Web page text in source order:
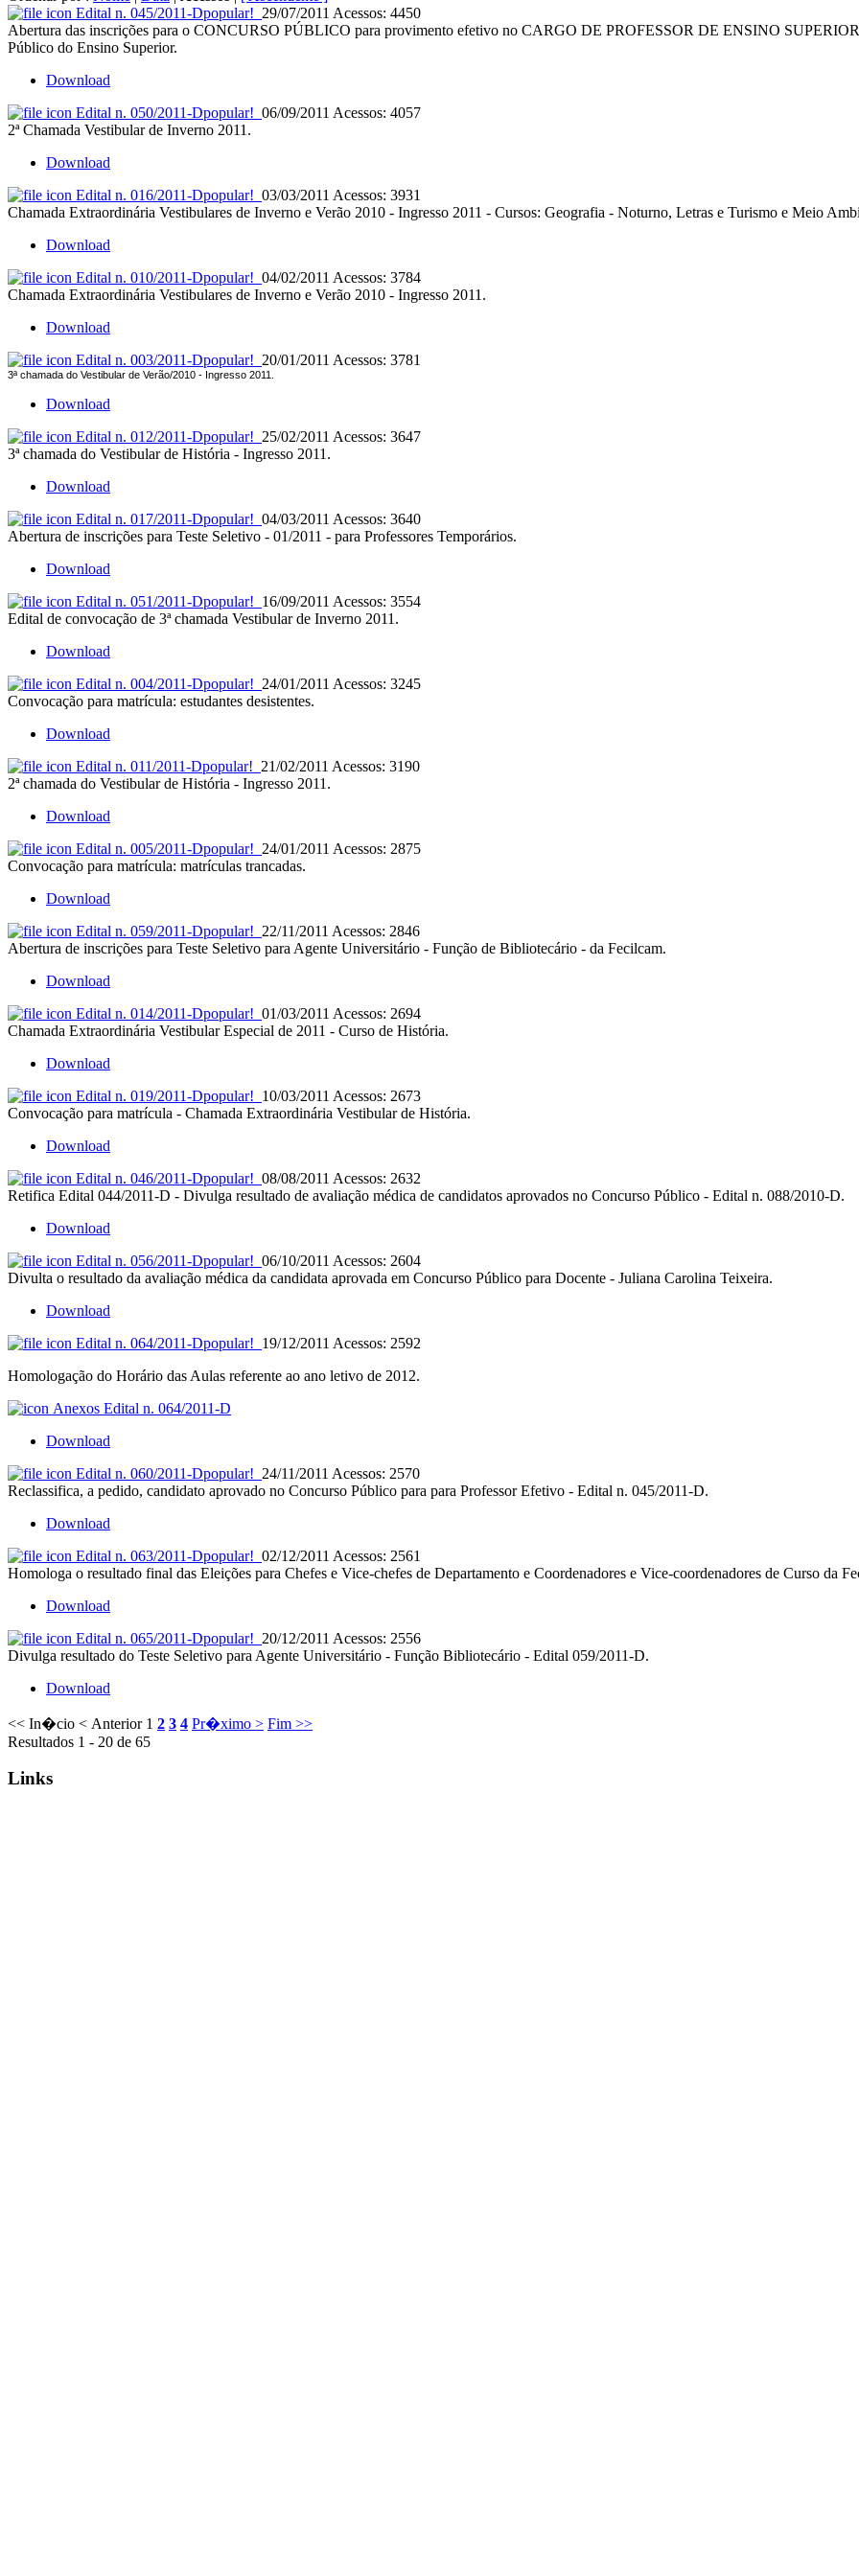
Edital n. 045/2011-Dpopular! 29/07/2011 Acessos: 4450
Abertura das inscrições para o CONCURSO PÚBLICO para provimento efetivo no CARGO DE PROFESSOR DE ENSINO
Público do Ensino Superior.
Download
Edital n. 050/2011-Dpopular! 06/09/2011 Acessos: 4057
2ª Chamada Vestibular de Inverno 2011.
Download
Edital n. 016/2011-Dpopular! 03/03/2011 Acessos: 3931
Chamada Extraordinária Vestibulares de Inverno e Verão 2010 - Ingresso 2011 - Cursos: Geografia - Noturno, Letras e Turismo e Meio
Download
Edital n. 010/2011-Dpopular! 04/02/2011 Acessos: 3784
Chamada Extraordinária Vestibulares de Inverno e Verão 2010 - Ingresso 2011.
Download
Edital n. 003/2011-Dpopular! 20/01/2011 Acessos: 3781
3ª chamada do Vestibular de Verão/2010 - Ingresso 2011.
Download
Edital n. 012/2011-Dpopular! 25/02/2011 Acessos: 3647
3ª chamada do Vestibular de História - Ingresso 2011.
Download
Edital n. 017/2011-Dpopular! 04/03/2011 Acessos: 3640
Abertura de inscrições para Teste Seletivo - 01/2011 - para Professores Temporários.
Download
Edital n. 051/2011-Dpopular! 16/09/2011 Acessos: 3554
Edital de convocação de 3ª chamada Vestibular de Inverno 2011.
Download
Edital n. 004/2011-Dpopular! 24/01/2011 Acessos: 3245
Convocação para matrícula: estudantes desistentes.
Download
Edital n. 011/2011-Dpopular! 21/02/2011 Acessos: 3190
2ª chamada do Vestibular de História - Ingresso 2011.
Download
Edital n. 005/2011-Dpopular! 24/01/2011 Acessos: 2875
Convocação para matrícula: matrículas trancadas.
Download
Edital n. 059/2011-Dpopular! 22/11/2011 Acessos: 2846
Abertura de inscrições para Teste Seletivo para Agente Universitário - Função de Bibliotecário - da Fecilcam.
Download
Edital n. 014/2011-Dpopular! 01/03/2011 Acessos: 2694
Chamada Extraordinária Vestibular Especial de 2011 - Curso de História.
Download
Edital n. 019/2011-Dpopular! 10/03/2011 Acessos: 2673
Convocação para matrícula - Chamada Extraordinária Vestibular de História.
Download
Edital n. 046/2011-Dpopular! 08/08/2011 Acessos: 2632
Retifica Edital 044/2011-D - Divulga resultado de avaliação médica de candidatos aprovados no Concurso Público - Edital n. 088/2010-D.
Download
Edital n. 056/2011-Dpopular! 06/10/2011 Acessos: 2604
Divulta o resultado da avaliação médica da candidata aprovada em Concurso Público para Docente - Juliana Carolina Teixeira.
Download
Edital n. 064/2011-Dpopular! 19/12/2011 Acessos: 2592
Homologação do Horário das Aulas referente ao ano letivo de 2012.
Anexos Edital n. 064/2011-D
Download
Edital n. 060/2011-Dpopular! 24/11/2011 Acessos: 2570
Reclassifica, a pedido, candidato aprovado no Concurso Público para para Professor Efetivo - Edital n. 045/2011-D.
Download
Edital n. 063/2011-Dpopular! 02/12/2011 Acessos: 2561
Homologa o resultado final das Eleições para Chefes e Vice-chefes de Departamento e Coordenadores e Vice-coordenadores de Curso da
Download
Edital n. 065/2011-Dpopular! 20/12/2011 Acessos: 2556
Divulga resultado do Teste Seletivo para Agente Universitário - Função Bibliotecário - Edital 059/2011-D.
Download
<< In�cio < Anterior 1 2 3 4 Pr�ximo > Fim >>
Resultados 1 - 20 de 65
Links